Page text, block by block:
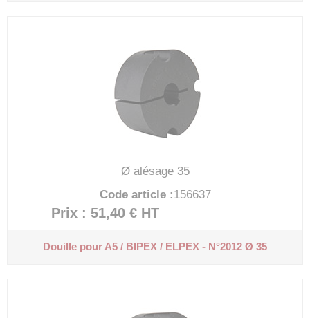
Ø alésage 35
Code article :156637
Prix : 51,40 € HT
Douille pour A5 / BIPEX / ELPEX - N°2012 Ø 35